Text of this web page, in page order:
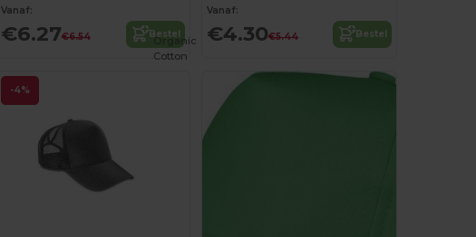
Vanaf:
€6.27€6.54 Bestel
Vanaf:
€4.30€5.44 Bestel
-4%
Organic
Cotton